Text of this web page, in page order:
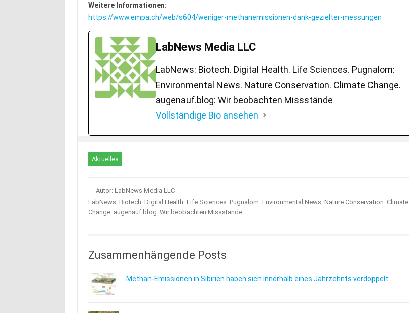
Weitere Informationen:
https://www.empa.ch/web/s604/weniger-methanemissionen-dank-gezielter-messungen
LabNews Media LLC
LabNews: Biotech. Digital Health. Life Sciences. Pugnalom:
Environmental News. Nature Conservation. Climate Change.
augenauf.blog: Wir beobachten Missstände
Vollständige Bio ansehen
Aktuelles
Autor: LabNews Media LLC
LabNews: Biotech. Digital Health. Life Sciences. Pugnalom: Environmental News. Nature Conservation. Climate
Change. augenauf.blog: Wir beobachten Missstände
Zusammenhängende Posts
Methan-Emissionen in Sibirien haben sich innerhalb eines Jahrzehnts verdoppelt